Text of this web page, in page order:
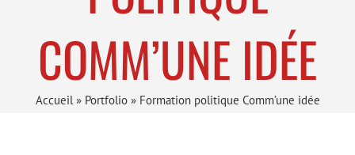
COMM’UNE IDÉE
Accueil » Portfolio» Formation politique Comm’une idée